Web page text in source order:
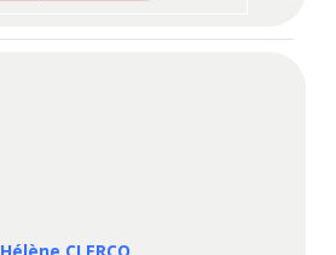
(M. C.) (M. C.)